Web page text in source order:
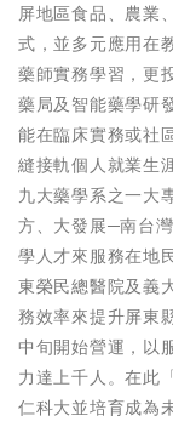
屏地區食品、農業
式，並多元應用在
藥師實務學習，更
藥局及智能藥學研
能在臨床實務或社
縫接軌個人就業生
九大藥學系之一大
方、大發展─南台
學人才來服務在地
東榮民總醫院及義
務效率來提升屏東
中旬開始營運，以
力達上千人。在此
仁科大並培育成為